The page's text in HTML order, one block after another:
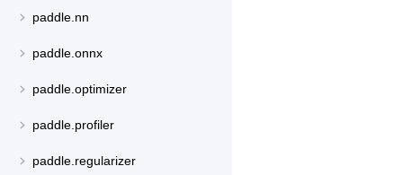
paddle.nn
paddle.onnx
paddle.optimizer
paddle.profiler
paddle.regularizer